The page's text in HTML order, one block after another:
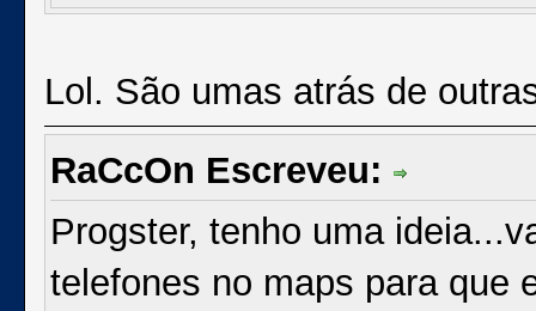
Lol. São umas atrás de
RaCcOn Escreveu:
Progster, tenho uma
telefones no maps para que